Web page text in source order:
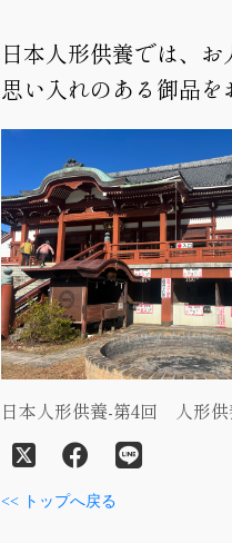
日本人形供養では、
思い入れのある御品を
日本人形供養-第4回 人形供
<< トップへ戻る